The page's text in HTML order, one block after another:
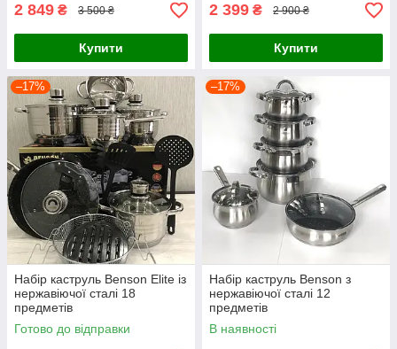
2 849 ₴ 3 500 ₴
Купити
2 399 ₴ 2 900 ₴
Купити
–17%
Набір каструль Benson Elite із
нержавіючої сталі 18
предметів
Готово до відправки
–17%
Набір каструль Benson з
нержавіючої сталі 12
предметів
В наявності